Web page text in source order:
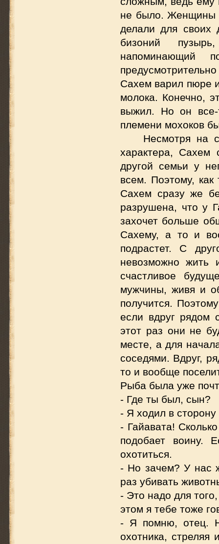
не было. Женщины
делали для своих
бизоний
напоминающий
Сахем варил пюре
молока. Конечно,
выжил. Но он все-
племени мохоков
Несмотря на
характера, Сахем
другой семьи у
всем. Поэтому, как
Сахем сразу же
разрушена, что у
захочет больше
Сахему, а то и
подрастет. С
невозможно жить
счастливое
мужчины, живя и
получится.
если вдруг рядом
этот раз они не
месте, а для
соседями. Вдруг,
то и вообще
Рыба была уже
- Где ты был, сын?
- Я ходил в сторону
- Гайавата!
подобает воину.
охотиться.
- Но зачем? У нас
раз убивать
- Это надо для
этом я тебе тоже
- Я помню, отец.
охотника, стреляя